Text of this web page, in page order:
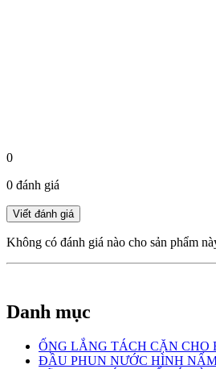
0
0 đánh giá
Không có đánh giá nào cho sản phẩm
Danh mục
ỐNG LẮNG TÁCH CẶN CHO
ĐẦU PHUN NƯỚC HÌNH